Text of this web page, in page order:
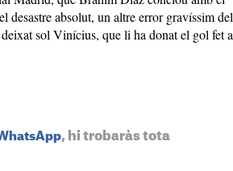
desastre absolut, un altre error gravíssim del
sol Vinícius, que li ha donat el gol fet a
, hi trobaràs tota